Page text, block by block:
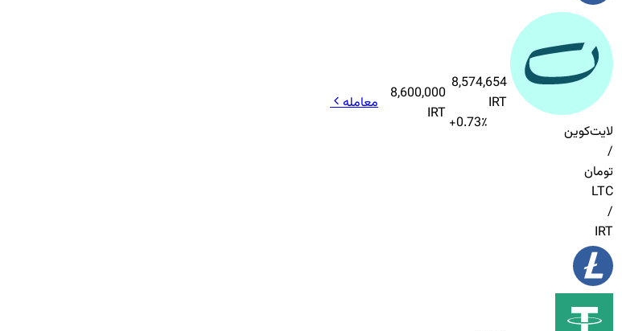
لایت‌کوین
/
تومان
LTC
/
IRT
8,574,654
IRT
+0.73٪
8,600,000
IRT
معامله